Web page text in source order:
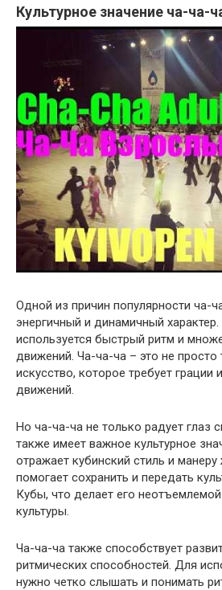
Культурное значение ча-ча-
Одной из причин популярности ча-
энергичный и динамичный
используется быстрый ритм и
движений. Ча-ча-ча – это не просто
искусство, которое требует грации
движений.
Но ча-ча-ча не только радует глаз
также имеет важное культурное
отражает кубинский стиль и
помогает сохранить и передать
Кубы, что делает его
культуры.
Ча-ча-ча также способствует
ритмических способностей. Для
нужно четко слышать и понимать